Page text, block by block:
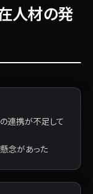
人材の発
連携が不足して
念があった